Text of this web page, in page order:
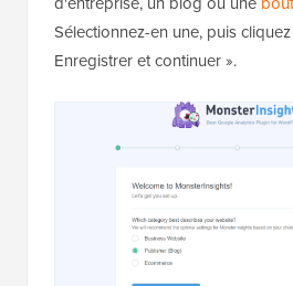
Sélectionnez-en une, puis
Enregistrer et continuer ».